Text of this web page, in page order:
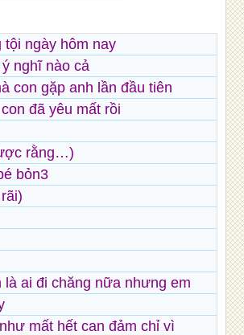
ngày hôm nay
nghĩ nào cả
con gặp anh lần đầu tiên
đã yêu mất rồi
rằng…)
bỏn3
là ai đi chăng nữa nhưng em
mất hết can đảm chỉ vì